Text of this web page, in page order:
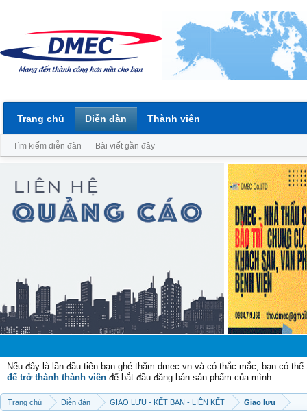
Nếu đây là lần đầu tiên bạn ghé thăm dmec.vn và có thắc mắc, bạn có
để trở thành thành viên để bắt đầu đăng bán sản phẩm của mình.
Trang chủ Diễn đàn GIAO LƯU - KẾT BẠN - LIÊN KẾT Giao lưu
Trang chủ Diễn đàn
Tìm kiếm diễn đàn Bài viết gần đây
Thành viên